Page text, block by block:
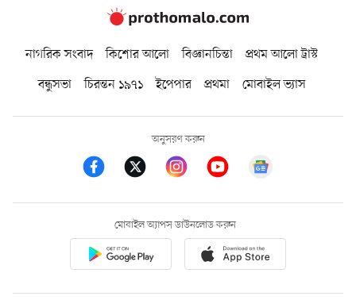
নাগরিক সংবাদ কিশোর আলো বিজ্ঞানচিন্তা
প্রথম আলো ট্রাস্ট
বন্ধুসভা
চিরন্তন ১৯৭১ ইপেপার প্রথমা মোবাইল ভ্যাস
অনুসরণ করুন
মোবাইল অ্যাপস ডাউনলোড করুন